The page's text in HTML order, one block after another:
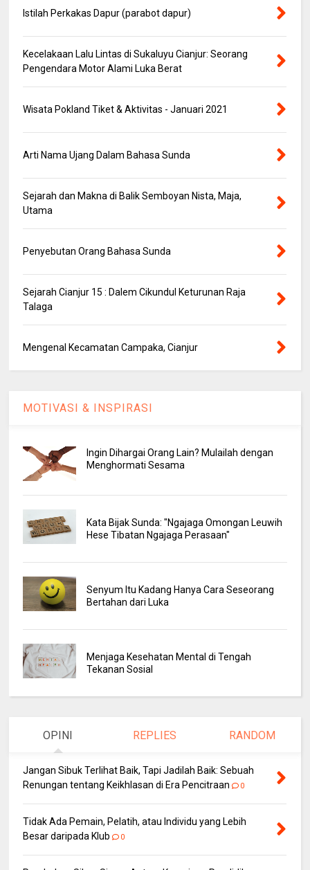
Istilah Perkakas Dapur (parabot dapur)
Kecelakaan Lalu Lintas di Sukaluyu Cianjur: Seorang
Pengendara Motor Alami Luka Berat
Wisata Pokland Tiket & Aktivitas - Januari 2021
Arti Nama Ujang Dalam Bahasa Sunda
Sejarah dan Makna di Balik Semboyan Nista, Maja,
Utama
Penyebutan Orang Bahasa Sunda
Sejarah Cianjur 15 : Dalem Cikundul Keturunan Raja
Talaga
Mengenal Kecamatan Campaka, Cianjur
MOTIVASI & INSPIRASI
Ingin Dihargai Orang Lain? Mulailah dengan
Menghormati Sesama
Kata Bijak Sunda: "Ngajaga Omongan Leuwih
Hese Tibatan Ngajaga Perasaan"
Senyum Itu Kadang Hanya Cara Seseorang
Bertahan dari Luka
Menjaga Kesehatan Mental di Tengah
Tekanan Sosial
OPINI REPLIES RANDOM
Jangan Sibuk Terlihat Baik, Tapi Jadilah Baik: Sebuah
Renungan tentang Keikhlasan di Era Pencitraan
0
Tidak Ada Pemain, Pelatih, atau Individu yang Lebih
Besar daripada Klub
0